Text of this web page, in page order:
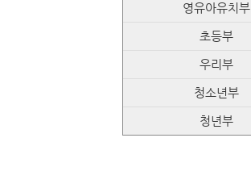
영유아유치부
초등부
우리부
청소년부
청년부